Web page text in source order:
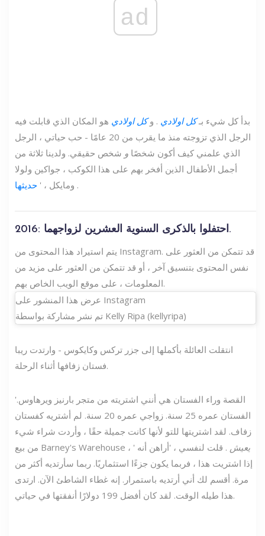
ad
بدأ كل شيء بـكل اولادي . وكل اولادي هو المكان الذي قابلت فيه
الرجل الذي تزوجته منذ ما يقرب من 20 عامًا - حب حياتي ، الرجل
الذي علمني كيف أكون شخصًا و شخص حقيقي. ولدينا ثلاثة من
أجمل الأطفال الذين أفخر بهم على هذا الكوكب ، جواكين ولولا
ومايكل ، ' حديثها .
2016: احتفلوا بالذكرى السنوية العشرين لزواجهما.
يتم استيراد هذا المحتوى من Instagram. قد تتمكن من العثور على
نفس المحتوى بتنسيق آخر ، أو قد تتمكن من العثور على مزيد من
المعلومات ، على موقع الويب الخاص بهم.
عرض هذا المنشور على Instagram
تم نشر مشاركة بواسطة Kelly Ripa (kellyripa)
انتقلت العائلة بأكملها إلى جزر تركس وكايكوس - وارتدت ريبا
فستان زفافها أثناء الرحلة.
'القصة وراء الفستان هي أنني اشتريته من متجر بارنيز ويرهاوس.
الفستان عمره 25 سنة. زواجي عمره 20 سنة. لم أشتريه كفستان
زفاف. لقد اشتريتها للتو لأنها كانت جميلة حقًا ، وأردت شراء شيء
من بيع Barney's Warehouse ، '
يعيش . قلت لنفسي ، 'أراهن أنه
إذا اشتريت هذا ، فربما يكون جزءًا استثماريًا. ربما سأرتديه أكثر من
مرة. أقسم لك أني أرتديه باستمرار. إنه غطاء الشاطئ الآن. ارتدى
هذا طيله الوقت. لقد كان أفضل 199 دولارًا أنفقتها في حياتي.